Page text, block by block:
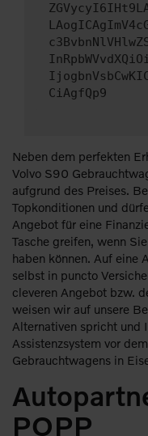
CiAgfQp9
Neben dem perfekten
Volvo S90
aufgrund des Preises.
Topkonditionen und
Angebot für eine
Tasche greifen, wenn
haben können. Auf eine
selbst in puncto
cleveren Angebot bzw.
weisen wir auf unsere
Alternativen spricht und
Assistenzsystem vor
Gebrauchtwagens in
POPP